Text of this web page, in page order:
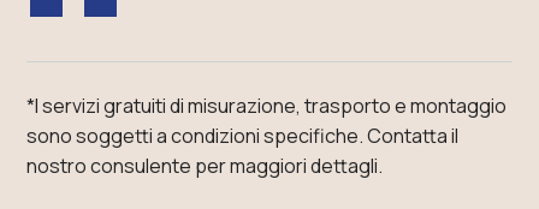
*I servizi gratuiti di misurazione, trasporto e montaggio
sono soggetti a condizioni specifiche.Contatta il
nostro consulente per maggiori dettagli.